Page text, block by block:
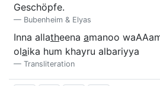
Geschöpfe.
Bubenheim & Elyas
Inna allatheena amanoo
olaika hum khayru albariyya
Transliteration